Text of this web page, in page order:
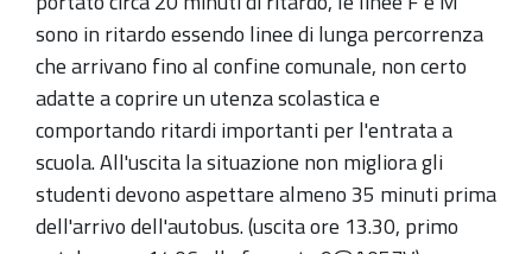
sono in ritardo essendo linee di lunga percorrenza
che arrivano fino al confine comunale, non certo
adatte a coprire un utenza scolastica e
comportando ritardi importanti per l'entrata a
scuola. All'uscita la situazione non migliora gli
studenti devono aspettare almeno 35 minuti prima
dell'arrivo dell'autobus. (uscita ore 13.30, primo